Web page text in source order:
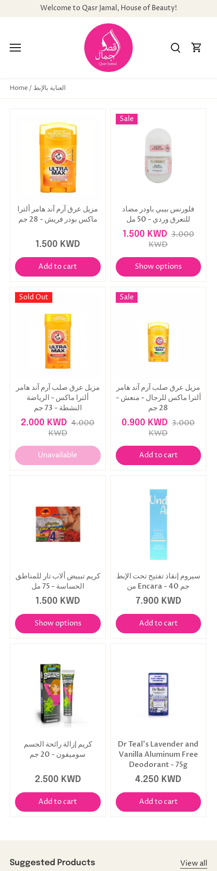
Welcome to Qasr Jamal, House of Beauty!
Home / العناية بالإبط
مزيل عرق آرم آند هامر ألترا
ماكس بودر فريش - 28 جم
1.500 KWD
Add to cart
Sale
فلورنس بيبي باودر مضاد
للتعرق وردي - 50 مل
1.500 KWD 3.000
KWD
Show options
Sold Out
مزيل عرق صلب آرم آند هامر
ألترا ماكس - الرياضة
النشطة - 73 جم
2.000 KWD 4.000
KWD
Unavailable
Sale
مزيل عرق صلب آرم آند هامر
ألترا ماكس للرجال - منعش -
28 جم
0.900 KWD 3.000
KWD
Add to cart
كريم تبييض ألاب تار للمناطق
الحساسة - 75 مل
1.500 KWD
Show options
سيروم إنقاذ تفتيح تحت الإبط
من Encara - 40 جم
7.900 KWD
Add to cart
كريم إزالة رائحة الجسم
سوميفون - 20 جم
2.500 KWD
Add to cart
Dr Teal's Lavender and
Vanilla Aluminum Free
Deodorant - 75g
4.250 KWD
Add to cart
Suggested Products View all